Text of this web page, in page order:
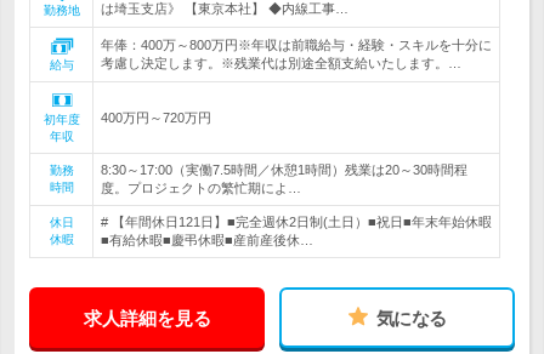
勤務地
は埼玉支店》 【東京本社】 ◆内線工事…
給与
年俸：400万～800万円※年収は前職給与・経験・スキルを十分に
考慮し決定します。※残業代は別途全額支給いたします。…
初年度
年収
400万円～720万円
勤務
時間
8:30～17:00（実働7.5時間／休憩1時間）残業は20～30時間程
度。プロジェクトの繁忙期によ…
休日
休暇
# 【年間休日121日】■完全週休2日制(土日）■祝日■年末年始休暇
■有給休暇■慶弔休暇■産前産後休…
求人詳細を見る 気になる